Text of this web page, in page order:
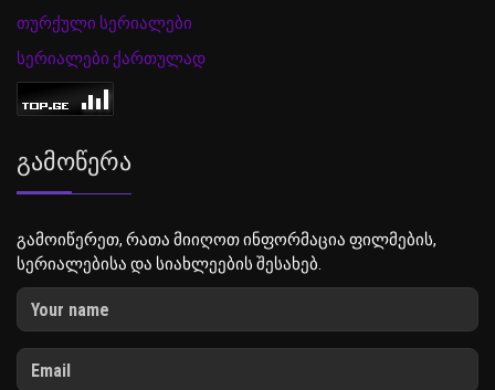
თურქული სერიალები
სერიალები ქართულად
Გამოწერა
გამოიწერეთ, რათა მიიღოთ ინფორმაცია ფილმების,
სერიალებისა და სიახლეების შესახებ.